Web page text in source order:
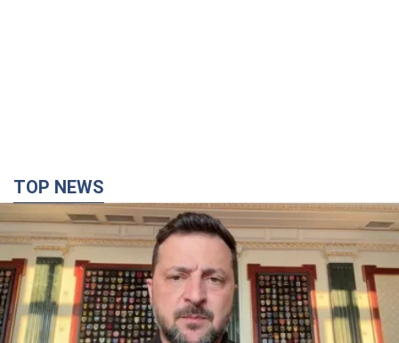
TOP NEWS